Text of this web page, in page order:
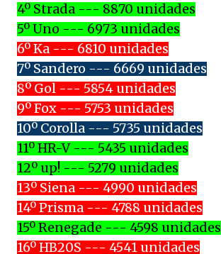
4º Strada --- 8870 unidades
5º Uno --- 6973 unidades
6º Ka --- 6810 unidades
7º Sandero --- 6669 unidades
8º Gol --- 5854 unidades
9º Fox --- 5753 unidades
10º Corolla --- 5735 unidades
11º HR-V --- 5435 unidades
12º up! --- 5279 unidades
13º Siena --- 4990 unidades
14º Prisma --- 4788 unidades
15º Renegade --- 4598 unidades
16º HB20S --- 4541 unidades